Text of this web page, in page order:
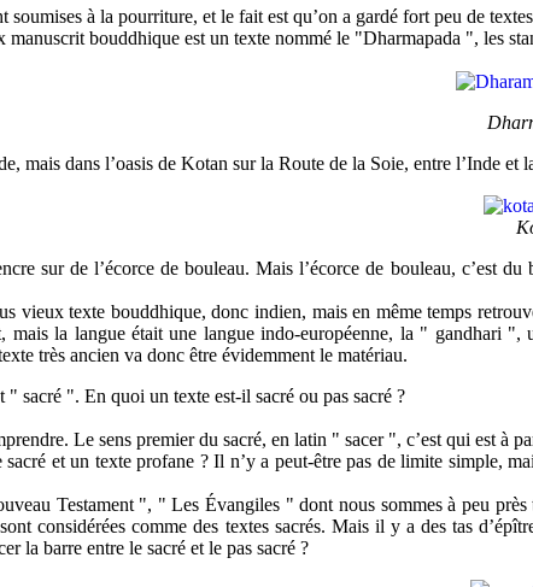
à la pourriture, et le fait est qu’on a gardé fort peu de
bouddhique est un texte nommé le "Dharmapada ", les
mais dans l’oasis de Kotan sur la Route de la Soie, entre l’Inde et
sur de l’écorce de bouleau. Mais l’écorce de bouleau, c’est
vieux texte bouddhique, donc indien, mais en même temps
mais la langue était une langue indo-européenne, la " gandhari
très ancien va donc être évidemment le matériau.
" sacré ". En quoi un texte est-il sacré ou pas sacré ?
Le sens premier du sacré, en latin " sacer ", c’est qui est à
et un texte profane ? Il n’y a peut-être pas de limite simple,
Testament ", " Les Évangiles " dont nous sommes à peu
considérées comme des textes sacrés. Mais il y a des tas
la barre entre le sacré et le pas sacré ?